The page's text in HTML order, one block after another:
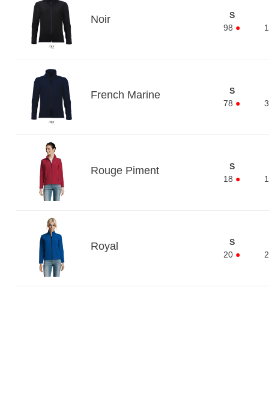
Noir
S
98 ●
French Marine
S
78 ●
Rouge Piment
S
18 ●
Royal
S
20 ●